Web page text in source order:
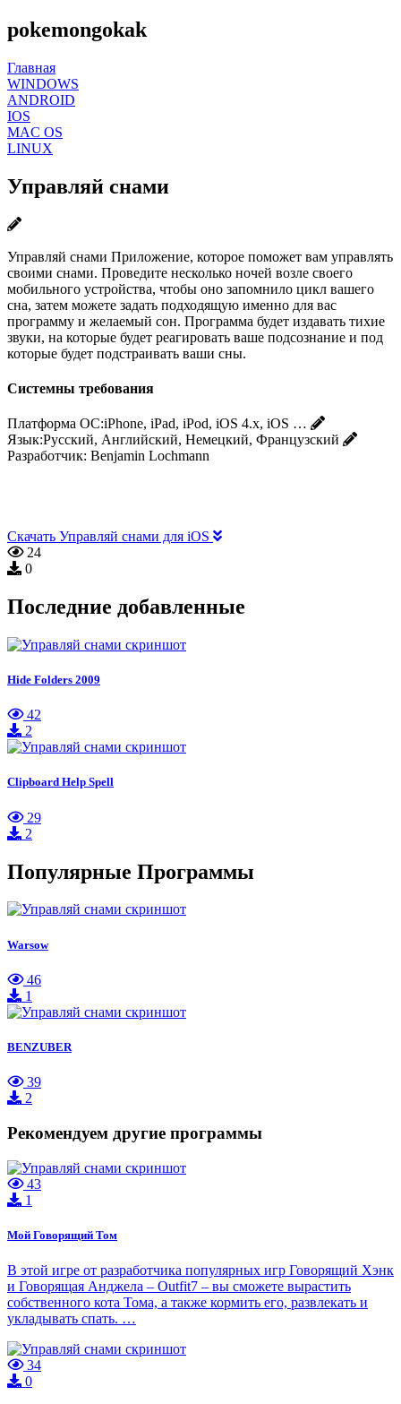
pokemongokak
Главная
WINDOWS
ANDROID
IOS
MAC OS
LINUX
Управляй снами
Управляй снами Приложение, которое поможет вам управлять
своими снами. Проведите несколько ночей возле своего
мобильного устройства, чтобы оно запомнило цикл вашего
сна, затем можете задать подходящую именно для вас
программу и желаемый сон. Программа будет издавать тихие
звуки, на которые будет реагировать ваше подсознание и под
которые будет подстраивать ваши сны.
Системны требования
Платформа ОС:iPhone, iPad, iPod, iOS 4.x, iOS …
Язык:Русский, Английский, Немецкий, Французский
Разработчик: Benjamin Lochmann
Скачать Управляй снами для iOS
24
0
Последние добавленные
Hide Folders 2009
42
2
Clipboard Help Spell
29
2
Популярные Программы
Warsow
46
1
BENZUBER
39
2
Рекомендуем другие программы
43
1
Мой Говорящий Том
В этой игре от разработчика популярных игр Говорящий Хэнк
и Говорящая Анджела – Outfit7 – вы сможете вырастить
собственного кота Тома, а также кормить его, развлекать и
укладывать спать. …
34
0